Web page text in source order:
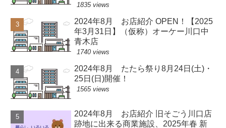
1835 views
2024年8月 お店紹介 OPEN！【2025
年3月31日】（仮称）オーケー川口中
青木店
1740 views
2024年8月 たたら祭り8月24日(土)・
25日(日)開催！
1565 views
2024年8月 お店紹介 旧そごう川口店
跡地に出来る商業施設、2025年春 新